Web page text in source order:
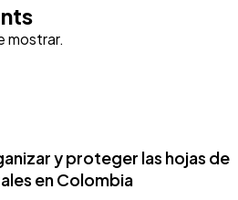
mostrar.
y proteger las hojas de
en Colombia